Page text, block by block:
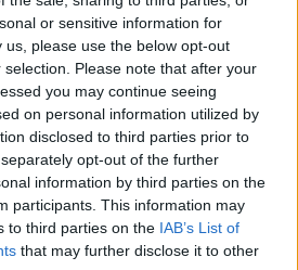
or sensitive information for
please use the below opt-out
Please note that after your
you may continue seeing
on personal information utilized by
disclosed to third parties prior to
opt-out of the further
information by third parties on the
participants. This information may
to third parties on the IAB’s List of
that may further disclose it to other
οι νέες
συντάξεις για όσους
κυμαίνονται από160 έως 401
ασφαλισμένους του
ιδιωτικού τομέα.